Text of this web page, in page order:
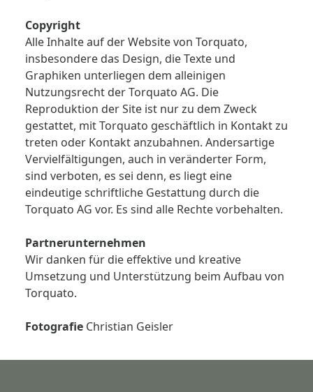
Copyright
Alle Inhalte auf der Website von Torquato,
insbesondere das Design, die Texte und
Graphiken unterliegen dem alleinigen
Nutzungsrecht der Torquato AG. Die
Reproduktion der Site ist nur zu dem Zweck
gestattet, mit Torquato geschäftlich in Kontakt zu
treten oder Kontakt anzubahnen. Andersartige
Vervielfältigungen, auch in veränderter Form,
sind verboten, es sei denn, es liegt eine
eindeutige schriftliche Gestattung durch die
Torquato AG vor. Es sind alle Rechte vorbehalten.
Partnerunternehmen
Wir danken für die effektive und kreative
Umsetzung und Unterstützung beim Aufbau von
Torquato.
Fotografie Christian Geisler